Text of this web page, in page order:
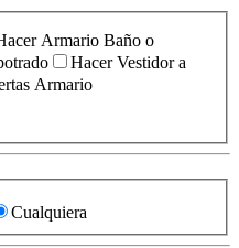
Armario Baño o
Hacer Vestidor a
Armario
Cualquiera